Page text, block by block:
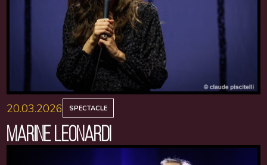
20.03.2026 SPECTACLE
MARINE LEONARDI